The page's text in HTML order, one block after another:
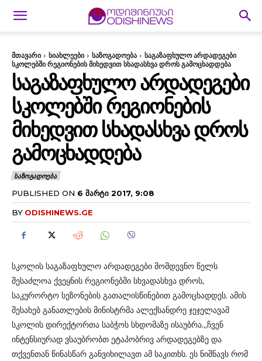
მთავარი სიახლეები საზოგადოება
საგაზაფხულო არდადეგები
სკოლებში რეგიონების მიხედვით სხადასხვა დროს გამოცხადდება
ᲡᲐᲒᲐᲖᲐᲤᲮᲣᲚᲝ ᲐᲠᲓᲐᲓᲔᲒᲔᲑᲘ
ᲡᲙᲝᲚᲔᲑᲨᲘ ᲠᲔᲒᲘᲝᲜᲔᲑᲘᲡ
ᲛᲘᲮᲔᲓᲕᲘᲗ ᲡᲮᲐᲓᲐᲡᲮᲕᲐ ᲓᲠᲝᲡ
ᲒᲐᲛᲝᲪᲮᲐᲓᲓᲔᲑᲐ
ᲡᲐᲖᲝᲒᲐᲓᲝᲔᲑᲐ
PUBLISHED ON 6 ᲛᲐᲠᲢᲘ 2017, 9:08
BY ODISHINEWS.GE
სკოლის საგაზაფხულო არდადეგები მომდევნო წელს
შესაძლოა ქვეყნის რეგიონებში სხვადასხვა დროს,
საკურორტო სეზონების გათალისწინებით გამოცხადდეს. ამის
შესახებ განათლების მინისტრმა ალექსანდრე ჯეჯელავამ
სკოლის დირექტორთა საბჭოს სხდომაზე ისაუბრა.„ჩვენ
ინტენსიურად ვსაუბრობთ ეტაპობრივ არდადეგებზე და
თქვენთან წინასწარ განვიხილავთ ამ საკითხს. ეს ნიშნავს რომ